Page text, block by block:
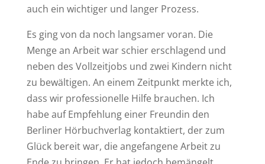
auch ein wichtiger und langer Prozess.
Es ging von da noch langsamer voran. Die
Menge an Arbeit war schier erschlagend und
neben des Vollzeitjobs und zwei Kindern nicht
zu bewältigen. An einem Zeitpunkt merkte ich,
dass wir professionelle Hilfe brauchen. Ich
habe auf Empfehlung einer Freundin den
Berliner Hörbuchverlag kontaktiert, der zum
Glück bereit war, die angefangene Arbeit zu